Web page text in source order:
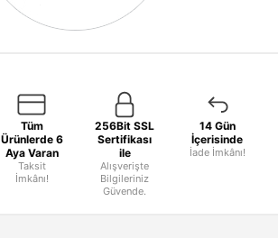
Tüm
Ürünlerde 6
Aya Varan
Taksit
İmkânı!
256Bit SSL
Sertifikası
ile
Alışverişte
Bilgileriniz
Güvende.
14 Gün
İçerisinde
İade İmkânı!